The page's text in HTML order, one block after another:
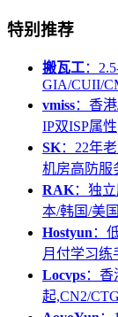
特别推荐
搬瓦工：
GIA/CUII/
vmiss：香
IP双ISP属性
SK：22年
机房高防服
RAK：独
本/韩国/美
Hostyun ：
月付学习练
Locvps：
起,CN2/